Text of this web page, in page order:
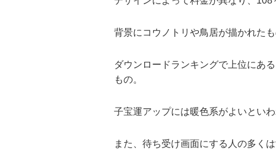
背景にコウノトリや鳥居が描かれた
ダウンロードランキングで上位にあ
もの。
子宝運アップには暖色系がよいとい
また、待ち受け画面にする人の多く